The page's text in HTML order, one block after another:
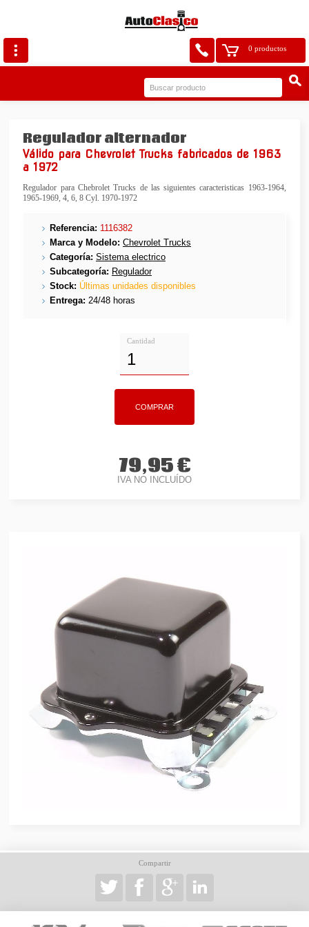
0 productos
Regulador alternador
Válido para Chevrolet Trucks fabricados de 1963
a 1972
Regulador para Chebrolet Trucks de las siguientes caracteristicas 1963-1964,
1965-1969, 4, 6, 8 Cyl. 1970-1972
Referencia: 1116382
Marca y Modelo: Chevrolet Trucks
Categoría: Sistema electrico
Subcategoría: Regulador
Stock: Últimas unidades disponibles
Entrega: 24/48 horas
Cantidad
79,95 €
IVA NO INCLUÍDO
Compartir